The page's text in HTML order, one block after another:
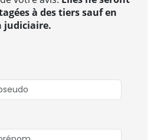
à des tiers sauf en
judiciaire.